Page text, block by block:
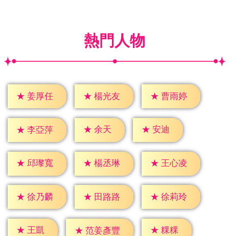
熱門人物
★ 姜厚任 ★ 楊光友 ★ 曹雨婷
★ 李亞萍 ★ 余天 ★ 安迪
★ 邱瓈寬 ★ 楊丞琳 ★ 王心凌
★ 徐乃麟 ★ 田路路 ★ 徐莉玲
★ 王凱 ★ 范姜彥豐 ★ 粿粿